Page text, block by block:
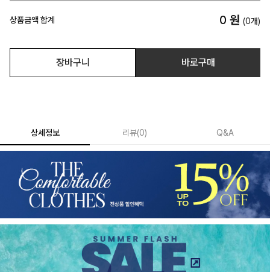
상품금액 합계 0 원 (0개)
장바구니 바로구매
상세정보 리뷰(0) Q&A